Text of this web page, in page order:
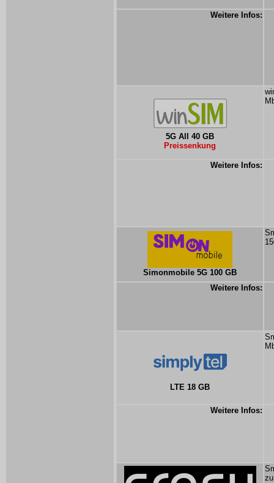
Weitere Infos:
5G All 40 GB
Preissenkung
Weitere Infos:
Simonmobile 5G 100 GB
Weitere Infos:
LTE 18 GB
Weitere Infos: